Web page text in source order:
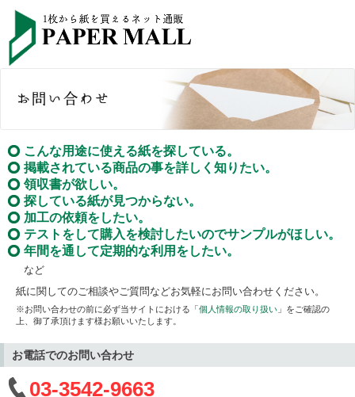
こんな用途に使える紙を探している。
掲載されている商品の事を詳しく知りたい。
領収書が欲しい。
探している紙が見つからない。
加工の依頼をしたい。
テストをして購入を検討したいのでサンプルがほしい。
年間を通して定期的な利用をしたい。
など
紙に関してのご相談やご質問などお気軽にお問い合わせください。
※お問い合わせの前に必ず当サイトにおける「個人情報の取り扱い 」をご確認の
上、御了承頂けます様お願いいたします。
お電話でのお問い合わせ
03-3542-9663